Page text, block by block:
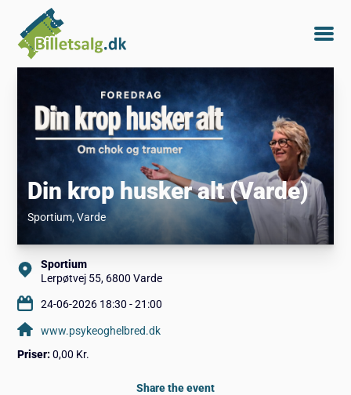
Din krop husker alt (Varde)
Sportium, Varde
Sportium
Lerpøtvej 55, 6800 Varde
24-06-2026 18:30 - 21:00
www.psykeoghelbred.dk
Priser: 0,00 Kr.
Share the event